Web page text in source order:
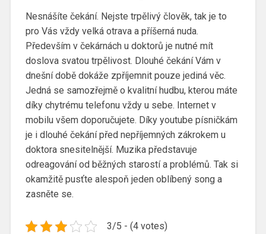
Nesnášíte čekání. Nejste trpělivý člověk, tak je to
pro Vás vždy velká otrava a příšerná nuda.
Především v čekárnách u doktorů je nutné mít
doslova svatou trpělivost. Dlouhé čekání Vám v
dnešní době dokáže zpříjemnit pouze jediná věc.
Jedná se samozřejmě o kvalitní hudbu, kterou máte
díky chytrému telefonu vždy u sebe. Internet v
mobilu všem doporučujete. Díky youtube písničkám
je i dlouhé čekání před nepříjemných zákrokem u
doktora snesitelnější. Muzika představuje
odreagování od běžných starostí a problémů. Tak si
okamžitě pusťte alespoň jeden oblíbený song a
zasněte se.
3/5 - (4 votes)